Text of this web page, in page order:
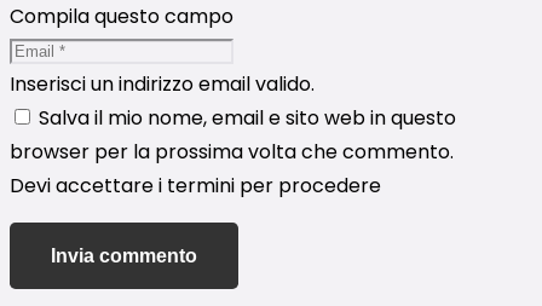
Compila questo campo
Inserisci un indirizzo email valido.
Salva il mio nome, email e sito web in questo
browser per la prossima volta che commento.
Devi accettare i termini per procedere
Invia commento